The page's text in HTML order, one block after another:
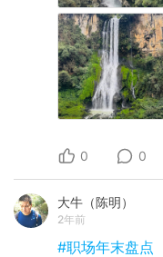
0 0
大牛（陈明）
2年前
#职场年末盘点